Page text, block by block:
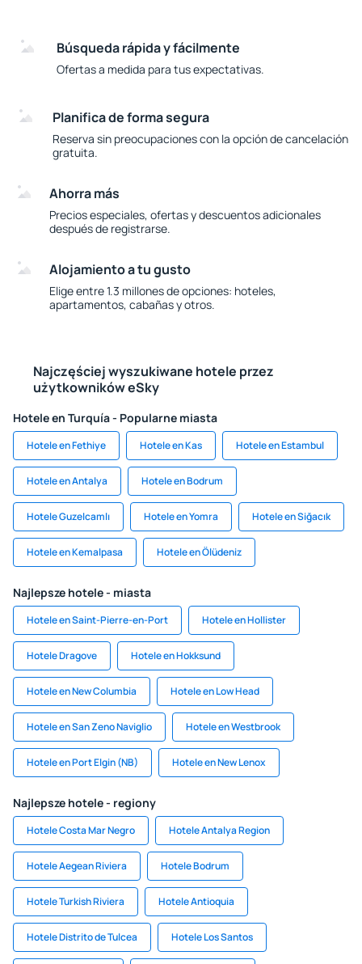
Búsqueda rápida y fácilmente
Ofertas a medida para tus expectativas.
Planifica de forma segura
Reserva sin preocupaciones con la opción de cancelación
gratuita.
Ahorra más
Precios especiales, ofertas y descuentos adicionales
después de registrarse.
Alojamiento a tu gusto
Elige entre 1.3 millones de opciones: hoteles,
apartamentos, cabañas y otros.
Najczęściej wyszukiwane hotele przez
użytkowników eSky
Hotele en Turquía - Popularne miasta
Hotele en Fethiye Hotele en Kas Hotele en Estambul
Hotele en Antalya Hotele en Bodrum
Hotele Guzelcamlı Hotele en Yomra Hotele en Siğacık
Hotele en Kemalpasa Hotele en Ölüdeniz
Najlepsze hotele - miasta
Hotele en Saint-Pierre-en-Port Hotele en Hollister
Hotele Dragove Hotele en Hokksund
Hotele en New Columbia Hotele en Low Head
Hotele en San Zeno Naviglio Hotele en Westbrook
Hotele en Port Elgin (NB) Hotele en New Lenox
Najlepsze hotele - regiony
Hotele Costa Mar Negro Hotele Antalya Region
Hotele Aegean Riviera Hotele Bodrum
Hotele Turkish Riviera Hotele Antioquia
Hotele Distrito de Tulcea Hotele Los Santos